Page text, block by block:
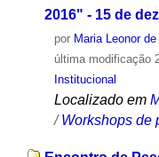
2016" - 15 de
por Maria Leonor
última modificação
Institucional
Localizado em
/Workshops de